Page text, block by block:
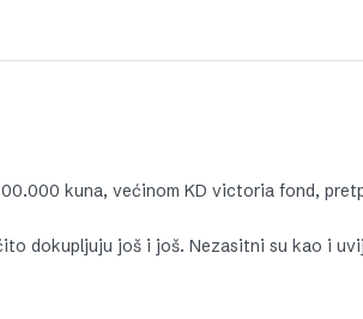
kuna, većinom KD victoria fond,
dokupljuju još i još. Nezasitni su kao i